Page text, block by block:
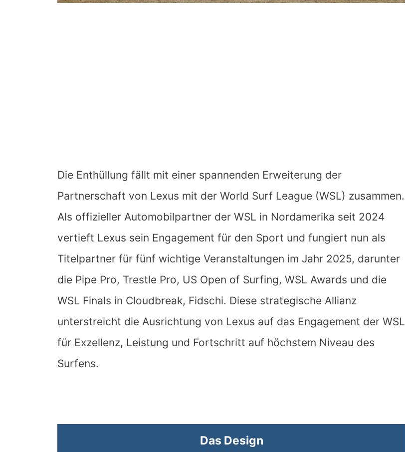
Die Enthüllung fällt mit einer spannenden Erweiterung der
Partnerschaft von Lexus mit der World Surf League (WSL) zusammen.
Als offizieller Automobilpartner der WSL in Nordamerika seit 2024
vertieft Lexus sein Engagement für den Sport und fungiert nun als
Titelpartner für fünf wichtige Veranstaltungen im Jahr 2025, darunter
die Pipe Pro, Trestle Pro, US Open of Surfing, WSL Awards und die
WSL Finals in Cloudbreak, Fidschi. Diese strategische Allianz
unterstreicht die Ausrichtung von Lexus auf das Engagement der WSL
für Exzellenz, Leistung und Fortschritt auf höchstem Niveau des
Surfens.
Das Design